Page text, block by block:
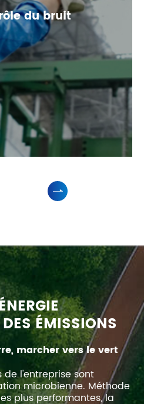
du bruit
ÉMISSIONS
marcher vers le vert
de l'entreprise sont
microbienne. Méthode
plus performantes, la